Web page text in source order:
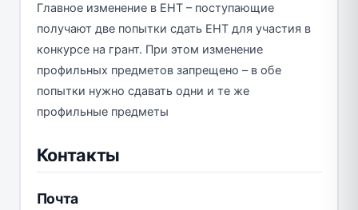
Главное изменение в ЕНТ – поступающие
получают две попытки сдать ЕНТ для участия в
конкурсе на грант. При этом изменение
профильных предметов запрещено – в обе
попытки нужно сдавать одни и те же
профильные предметы
Контакты
Почта